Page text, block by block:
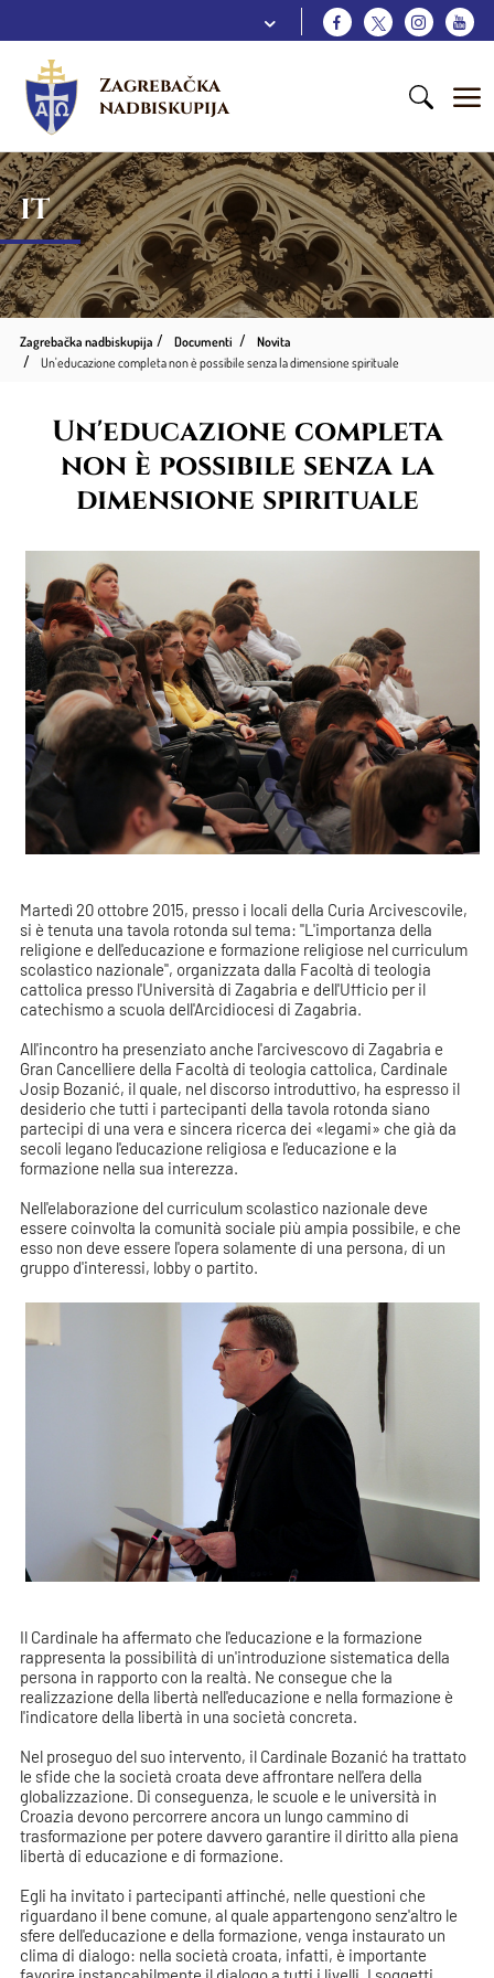
Zagrebačka
nadbiskupija
IT
Zagrebačka nadbiskupija Documenti
Novita
Un'educazione completa non è possibile senza la dimensione spirituale
Un'educazione completa
non è possibile senza la
dimensione spirituale
Martedì 20 ottobre 2015, presso i locali della Curia Arcivescovile,
si è tenuta una tavola rotonda sul tema: "L'importanza della
religione e dell'educazione e formazione religiose nel curriculum
scolastico nazionale", organizzata dalla Facoltà di teologia
cattolica presso l'Università di Zagabria e dell'Ufficio per il
catechismo a scuola dell'Arcidiocesi di Zagabria.
All'incontro ha presenziato anche l'arcivescovo di Zagabria e
Gran Cancelliere della Facoltà di teologia cattolica, Cardinale
Josip Bozanić, il quale, nel discorso introduttivo, ha espresso il
desiderio che tutti i partecipanti della tavola rotonda siano
partecipi di una vera e sincera ricerca dei «legami» che già da
secoli legano l'educazione religiosa e l'educazione e la
formazione nella sua interezza.
Nell'elaborazione del curriculum scolastico nazionale deve
essere coinvolta la comunità sociale più ampia possibile, e che
esso non deve essere l'opera solamente di una persona, di un
gruppo d'interessi, lobby o partito.
Il Cardinale ha affermato che l'educazione e la formazione
rappresenta la possibilità di un'introduzione sistematica della
persona in rapporto con la realtà. Ne consegue che la
realizzazione della libertà nell'educazione e nella formazione è
l'indicatore della libertà in una società concreta.
Nel proseguo del suo intervento, il Cardinale Bozanić ha trattato
le sfide che la società croata deve affrontare nell'era della
globalizzazione. Di conseguenza, le scuole e le università in
Croazia devono percorrere ancora un lungo cammino di
trasformazione per potere davvero garantire il diritto alla piena
libertà di educazione e di formazione.
Egli ha invitato i partecipanti affinché, nelle questioni che
riguardano il bene comune, al quale appartengono senz'altro le
sfere dell'educazione e della formazione, venga instaurato un
clima di dialogo: nella società croata, infatti, è importante